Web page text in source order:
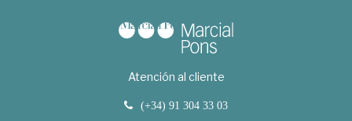
Atención al cliente
(+34) 91 304 33 03